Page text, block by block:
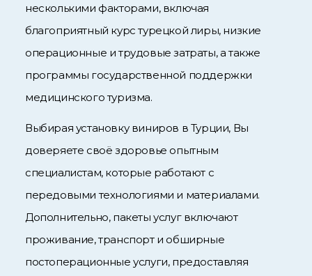
несколькими факторами, включая
благоприятный курс турецкой лиры, низкие
операционные и трудовые затраты, а также
программы государственной поддержки
медицинского туризма.
Выбирая установку виниров в Турции, Вы
доверяете своё здоровье опытным
специалистам, которые работают с
передовыми технологиями и материалами.
Дополнительно, пакеты услуг включают
проживание, транспорт и обширные
постоперационные услуги, предоставляя